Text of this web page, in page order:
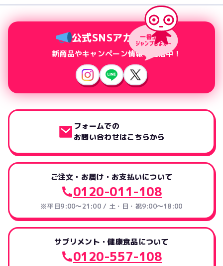
公式SNSアカウント
新商品やキャンペーン情報を配信中！
フォームでの
お問い合わせはこちらから
ご注文・お届け・お支払いについて
0120-011-108
※平日9:00～21:00 / 土・日・祝9:00～18:00
サプリメント・健康食品について
0120-557-108